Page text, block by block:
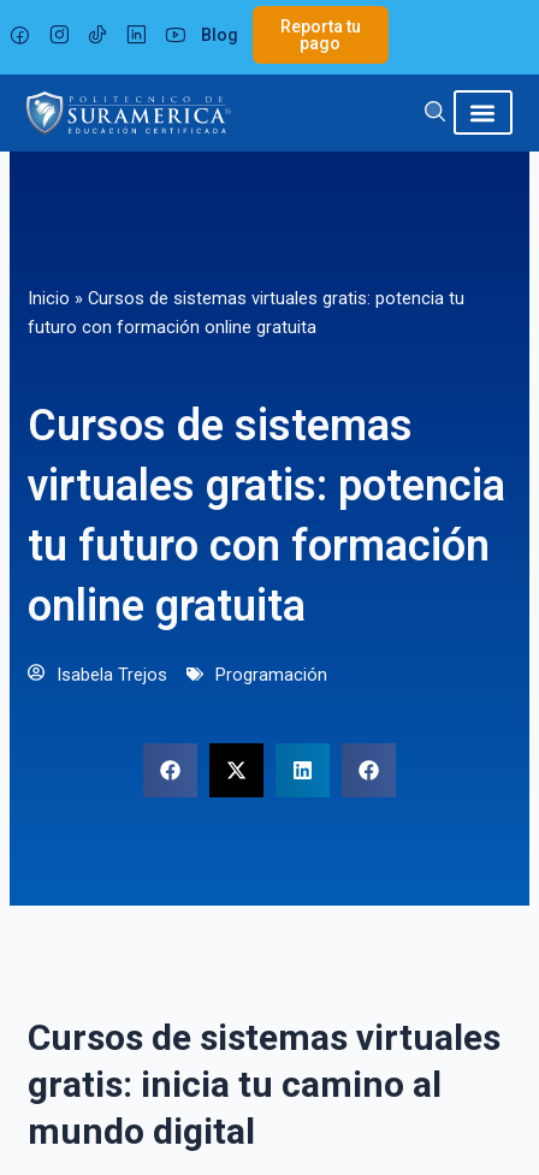
al
contenido
Blog
Reporta tu
pago
Inicio » Cursos de sistemas virtuales gratis: potencia tu
futuro con formación online gratuita
Cursos de sistemas
virtuales gratis: potencia
tu futuro con formación
online gratuita
Isabela Trejos Programación
Cursos de sistemas virtuales
gratis: inicia tu camino al
mundo digital